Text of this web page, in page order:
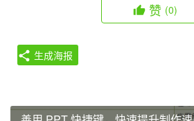
赞 (0)
生成海报